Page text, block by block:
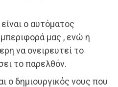
ο αυτόματος
μας , ενώ η
να ονειρευτεί το
το παρελθόν.
ο δημιουργικός νους που